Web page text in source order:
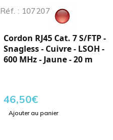
Réf. : 107207
Cordon RJ45 Cat. 7 S/FTP -
Snagless - Cuivre - LSOH -
600 MHz - Jaune - 20 m
46,50€
Ajouter au panier